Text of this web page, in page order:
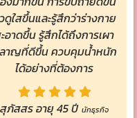
ดูใสขึ้นและรู้สึกว่าร่างกาย
อาดขึ้น รู้สึกได้ถึงการเผา
าญที่ดีขึ้น ควบคุมน้ำหนัก
ได้อย่างที่ต้องการ
สุภัสสร อายุ 45 ปี นักธุรกิจ